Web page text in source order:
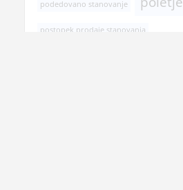
podedovano stanovanje
postopek prodaje stanovanja